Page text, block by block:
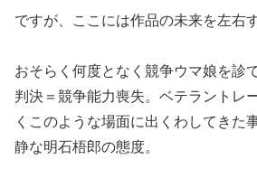
ですが、ここには作品の未来を左右
おそらく何度となく競争ウマ娘を診
判決＝競争能力喪失。ベテラントレ
くこのような場面に出くわしてきた
静な明石梧郎の態度。